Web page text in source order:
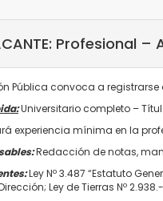
Profesional
Pública convoca a
Universitario completo –
experiencia mínima en la
Redacción de notas,
Ley Nº 3.487 “Estatuto
Ley de Tierras Nº 2.938.-